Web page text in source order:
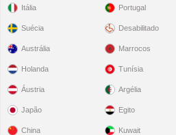
Itália
Suécia
Portugal
Desabilitado
Austrália
Holanda
Áustria
Japão
China
Marrocos
Tunísia
Argélia
Egito
Kuwait